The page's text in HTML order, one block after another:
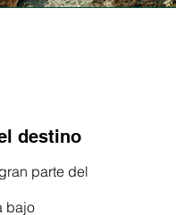
Clima cálido
Costo de
destino
parte del
bajo